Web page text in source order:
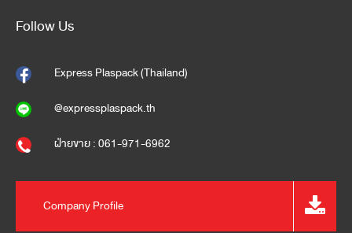
Follow Us
Express Plaspack (Thailand)
@expressplaspack.th
ฝ่ายขาย : 061-971-6962
Company Profile